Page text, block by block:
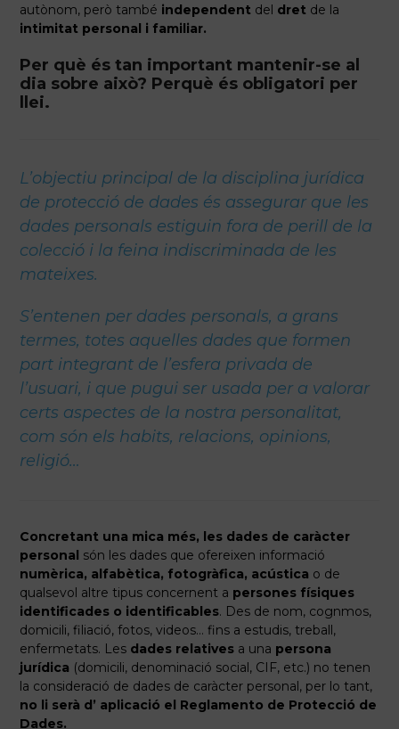
autònom, però també independent del dret de la
intimitat personal i familiar.
Per què és tan important mantenir-se al
dia sobre això? Perquè és obligatori per
llei.
L’objectiu principal de la disciplina jurídica
de protecció de dades és assegurar que les
dades personals estiguin fora de perill de la
colecció i la feina indiscriminada de les
mateixes.
S’entenen per dades personals, a grans
termes, totes aquelles dades que formen
part integrant de l’esfera privada de
l’usuari, i que pugui ser usada per a valorar
certs aspectes de la nostra personalitat,
com són els habits, relacions, opinions,
religió…
Concretant una mica més, les dades de caràcter
personal són les dades que ofereixen informació
numèrica, alfabètica, fotogràfica, acústica o de
qualsevol altre tipus concernent a persones físiques
identificades o identificables. Des de nom, cognmos,
domicili, filiació, fotos, videos… fins a estudis, treball,
enfermetats. Les dades relatives a una persona
jurídica (domicili, denominació social, CIF, etc.) no tenen
la consideració de dades de caràcter personal, per lo tant,
no li serà d’ aplicació el Reglamento de Protecció de
Dades.